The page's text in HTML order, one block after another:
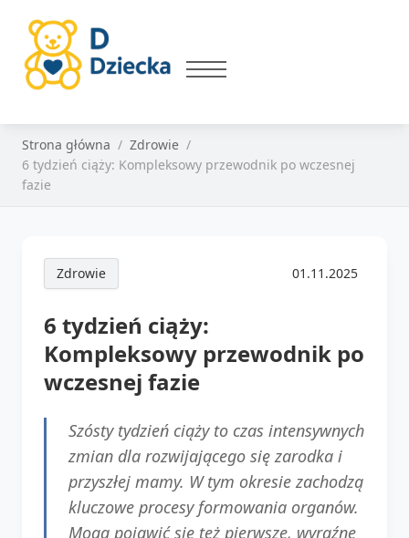
Strona główna
Zdrowie
6 tydzień ciąży: Kompleksowy przewodnik po wczesnej
fazie
Zdrowie 01.11.2025
6 tydzień ciąży:
Kompleksowy przewodnik po
wczesnej fazie
Szósty tydzień ciąży to czas intensywnych
zmian dla rozwijającego się zarodka i
przyszłej mamy. W tym okresie zachodzą
kluczowe procesy formowania organów.
Mogą pojawić się też pierwsze, wyraźne